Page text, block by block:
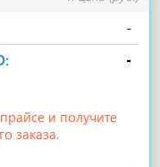
-
-
и получите
заказа.